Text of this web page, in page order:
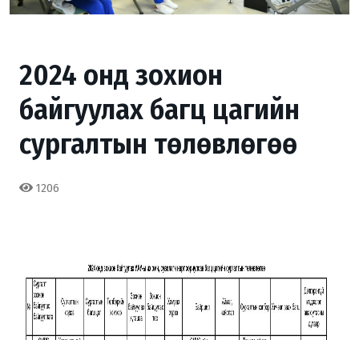
2024 онд зохион
байгуулах багц цагийн
сургалтын төлөвлөгөө
1206